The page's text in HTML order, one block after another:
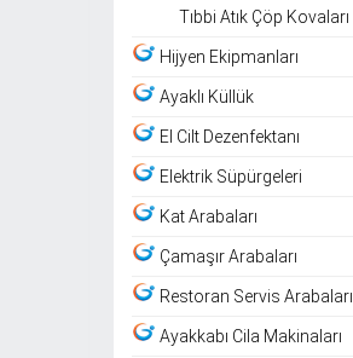
Tıbbi Atık Çöp Kovaları
Hijyen Ekipmanları
Ayaklı Küllük
El Cilt Dezenfektanı
Elektrik Süpürgeleri
Kat Arabaları
Çamaşır Arabaları
Restoran Servis Arabaları
Ayakkabı Cila Makinaları